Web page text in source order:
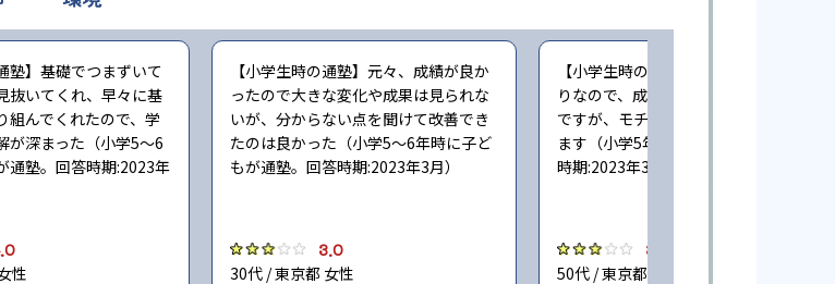
塾】基礎でつまずいて
抜いてくれ、早々に基
組んでくれたので、学
が深まった（小学5〜6
通塾。回答時期:2023年
性
【小学生時の通塾】元々、成績が良か
ったので大きな変化や成果は見られな
いが、分からない点を聞けて改善でき
たのは良かった（小学5〜6年時に子ど
もが通塾。回答時期:2023年3月）
3.0
30代 / 東京都 女性
【小学生時の通塾】まだ入塾したばか
りなので、成績向上については未知数
ですが、モチベーションは向上してい
ます（小学5年時に子どもが通塾。回答
時期:2023年3月）
3.0
50代 / 東京都 男性